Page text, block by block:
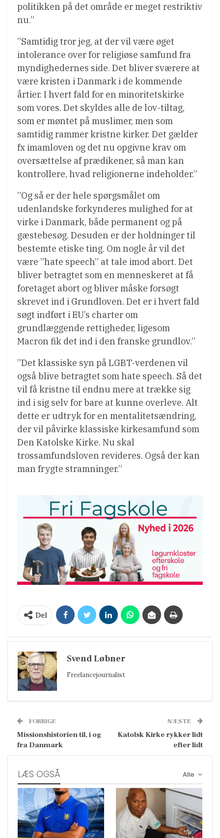
politikken på det område er meget restriktiv
nu.”
”Samtidig tror jeg, at der vil være øget
intolerance over for religiøse samfund fra
myndighedernes side. Det bliver sværere at
være kristen i Danmark i de kommende
årtier. I hvert fald for en minoritetskirke
som vores. Det skyldes alle de lov-tiltag,
som er møntet på muslimer, men som
samtidig rammer kristne kirker. Det gælder
fx imamloven og det nu opgivne krav om
oversættelse af prædikener, så man kan
kontrollere, hvad religionerne indeholder.”
”Og så er der hele spørgsmålet om
udenlandske forkynderes mulighed for at
virke i Danmark, både permanent og på
gæstebesøg. Desuden er der holdninger til
bestemte etiske ting. Om nogle år vil det
være ”hate speech” at tale imod abort. Det
bliver betragtet som en menneskeret at få
foretaget abort og bliver måske forsøgt
skrevet ind i Grundloven. Det er i hvert fald
søgt indført i EU’s charter om
grundlæggende rettigheder, ligesom
Macron fik det ind i den franske grundlov.”
”Det klassiske syn på LGBT-verdenen vil
også blive betragtet som hate speech. Så det
vil få kristne til endnu mere at trække sig
ind i sig selv for bare at kunne overleve. Alt
dette er udtryk for en mentalitetsændring,
der vil påvirke klassiske kirkesamfund som
Den Katolske Kirke. Nu skal
trossamfundsloven revideres. Også der kan
man frygte stramninger.”
Del
Svend Løbner
Freelancejournalist
FORRIGE
Missionshistorien til, i og
fra Danmark
NÆSTE
Katolsk Kirke rykker lidt
efter lidt
Alle
LÆS OGSÅ